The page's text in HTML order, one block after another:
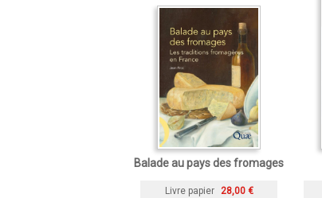
Balade au pays des fromages
Livre papier 28,00 €